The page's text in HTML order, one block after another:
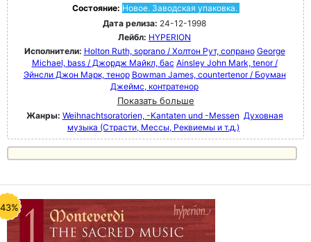
Состояние: Новое. Заводская упаковка.
Дата релиза: 24-12-1998
Лейбл: HYPERION
Исполнители: Holton Ruth, soprano / Холтон Рут, сопрано George
Michael, bass / Джордж Майкл, бас Ainsley John Mark, tenor /
Эйнсли Джон Марк, тенор Bowman James, countertenor / Боуман
Джеймс, контратенор
Показать больше
Жанры: Weihnachtsoratorien, -Kantaten und -Messen Духовная
музыка (Страсти, Мессы, Реквиемы и т.д.)